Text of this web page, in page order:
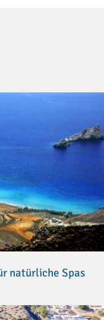
natürliche Spas